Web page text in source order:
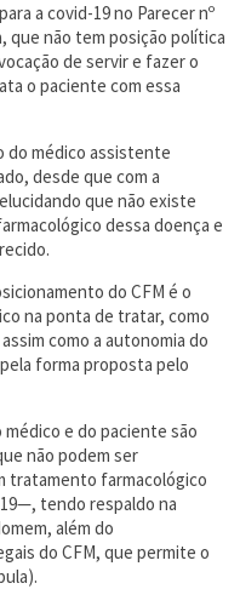
a covid-19 no Parecer nº
que não tem posição política
de servir e fazer o
o paciente com essa
do médico assistente
desde que com a
que não existe
dessa doença e
do CFM é o
na ponta de tratar, como
como a autonomia do
forma proposta pelo
e do paciente são
não podem ser
tratamento farmacológico
tendo respaldo na
além do
do CFM, que permite o